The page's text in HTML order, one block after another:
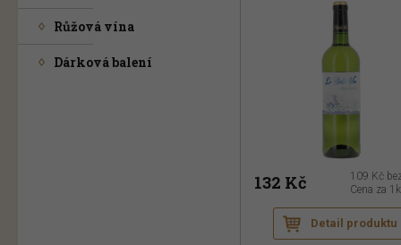
Růžová vína
Dárková balení
132 Kč 109 Kč
Cena za
Detail produktu